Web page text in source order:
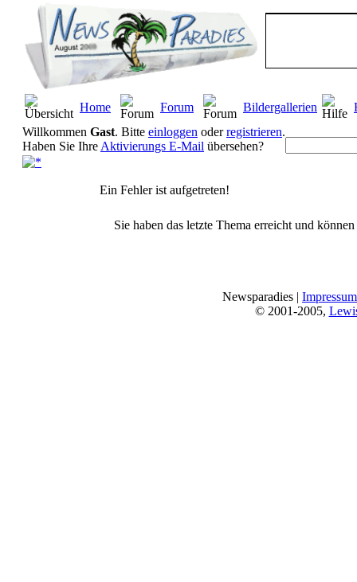
Home Forum Bildergallerien
Willkommen Gast. Bitte einloggen oderregistrieren.
Haben Sie Ihre Aktivierungs E-Mail übersehen?
Ein Fehler ist aufgetreten!
Sie haben das letzte Thema erreicht und
Newsparadies | Impressum
© 2001-2005,